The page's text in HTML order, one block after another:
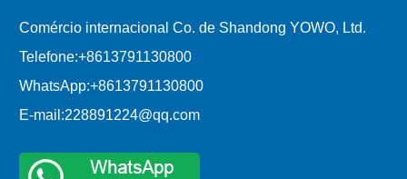
Comércio internacional Co. de Shandong YOWO, Ltd.
Telefone:+8613791130800
WhatsApp:+8613791130800
E-mail:228891224@qq.com